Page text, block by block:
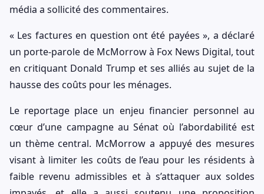
média a sollicité des commentaires.
« Les factures en question ont été payées », a déclaré
un porte-parole de McMorrow à Fox News Digital, tout
en critiquant Donald Trump et ses alliés au sujet de la
hausse des coûts pour les ménages.
Le reportage place un enjeu financier personnel au
cœur d’une campagne au Sénat où l’abordabilité est
un thème central. McMorrow a appuyé des mesures
visant à limiter les coûts de l’eau pour les résidents à
faible revenu admissibles et à s’attaquer aux soldes